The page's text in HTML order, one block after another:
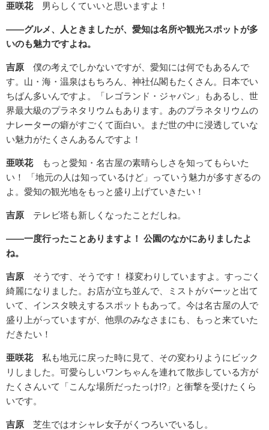
亜咲花 男らしくていいと思いますよ！
――グルメ、人ときましたが、愛知は名所や観光スポットが多
いのも魅力ですよね。
吉原 僕の考えでしかないですが、愛知には何でもあるんで
す。山・海・温泉はもちろん、神社仏閣もたくさん。日本でい
ちばん多いんですよ。「レゴランド・ジャパン」もあるし、世
界最大級のプラネタリウムもあります。あのプラネタリウムの
ナレーターの癖がすごくて面白い。まだ世の中に浸透していな
い魅力がたくさんあるんですよ！
亜咲花もっと愛知・名古屋の素晴らしさを知ってもらいた
い！ 「地元の人は知っているけど」っていう魅力が多すぎるの
よ。愛知の観光地をもっと盛り上げていきたい！
吉原 テレビ塔も新しくなったことだしね。
――一度行ったことありますよ！ 公園のなかにありましたよ
ね。
吉原 そうです、そうです！ 様変わりしていますよ。すっごく
綺麗になりました。お店が立ち並んで、ミストがバーッと出て
いて、インスタ映えするスポットもあって。今は名古屋の人で
盛り上がっていますが、他県のみなさまにも、もっと来ていた
だきたい！
亜咲花私も地元に戻った時に見て、その変わりようにビック
リしました。可愛らしいワンちゃんを連れて散歩している方が
たくさんいて「こんな場所だったっけ!?」と衝撃を受けたくら
いです。
吉原 芝生ではオシャレ女子がくつろいでいるし。